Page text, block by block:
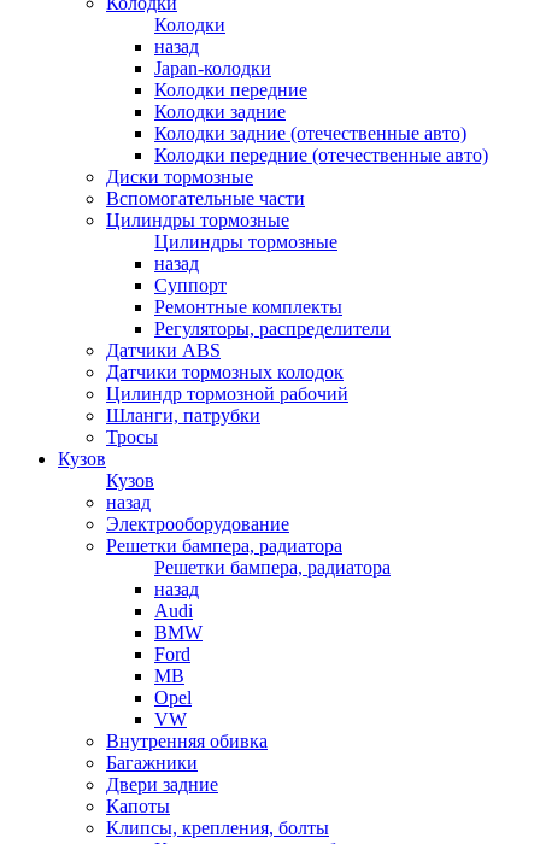
Колодки
назад
Japan-колодки
Колодки передние
Колодки задние
Колодки задние (отечественные авто)
Колодки передние (отечественные авто)
Диски тормозные
Вспомогательные части
Цилиндры тормозные
Цилиндры тормозные
назад
Суппорт
Ремонтные комплекты
Регуляторы, распределители
Датчики ABS
Датчики тормозных колодок
Цилиндр тормозной рабочий
Шланги, патрубки
Тросы
Кузов
Кузов
назад
Электрооборудование
Решетки бампера, радиатора
Решетки бампера, радиатора
назад
Audi
BMW
Ford
MB
Opel
VW
Внутренняя обивка
Багажники
Двери задние
Капоты
Клипсы, крепления, болты